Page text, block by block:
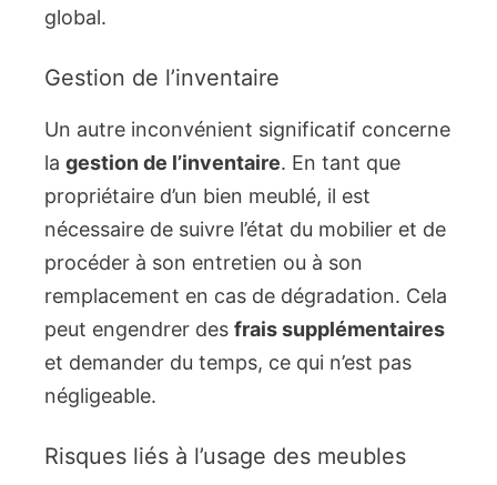
global.
Gestion de l’inventaire
Un autre inconvénient significatif concerne
la gestion de l’inventaire. En tant que
propriétaire d’un bien meublé, il est
nécessaire de suivre l’état du mobilier et de
procéder à son entretien ou à son
remplacement en cas de dégradation. Cela
peut engendrer des frais supplémentaires
et demander du temps, ce qui n’est pas
négligeable.
Risques liés à l’usage des meubles